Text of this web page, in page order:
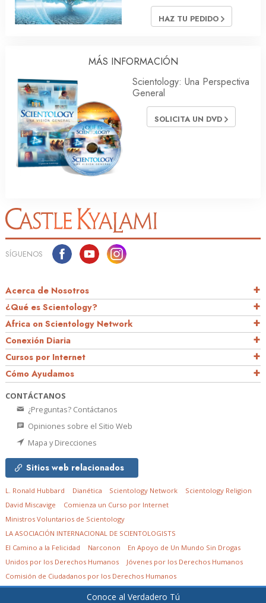
HAZ TU PEDIDO
MÁS INFORMACIÓN
Scientology: Una Perspectiva
General
SOLICITA UN DVD
Conoce al Verdadero Tú
SÍGUENOS
Acerca de Nosotros
¿Qué es Scientology?
Africa on Scientology Network
Conexión Diaria
Cursos por Internet
Cómo Ayudamos
CONTÁCTANOS
¿Preguntas? Contáctanos
Opiniones sobre el Sitio Web
Mapa y Direcciones
Sitios web relacionados
L. Ronald Hubbard Dianética Scientology Network
Scientology Religion
David Miscavige
Comienza un Curso por Internet
Ministros Voluntarios de Scientology
LA ASOCIACIÓN INTERNACIONAL DE SCIENTOLOGISTS
El Camino a la Felicidad
Narconon
En Apoyo de Un Mundo Sin Drogas
Unidos por los Derechos Humanos
Jóvenes por los Derechos Humanos
Comisión de Ciudadanos por los Derechos Humanos
Church of Scientology in South Africa NPC.Todos los derechos